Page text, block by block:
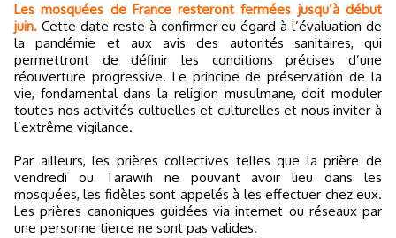
Les mosquées de France resteront fermées jusqu’à début
juin. Cette date reste à confirmer eu égard à l’évaluation de
la pandémie et aux avis des autorités sanitaires, qui
permettront de définir les conditions précises d’une
réouverture progressive. Le principe de préservation de la
vie, fondamental dans la religion musulmane, doit moduler
toutes nos activités cultuelles et culturelles et nous inviter à
l’extrême vigilance.
Par ailleurs, les prières collectives telles que la prière de
vendredi ou Tarawih ne pouvant avoir lieu dans les
mosquées, les fidèles sont appelés à les effectuer chez eux.
Les prières canoniques guidées via internet ou réseaux par
une personne tierce ne sont pas valides.